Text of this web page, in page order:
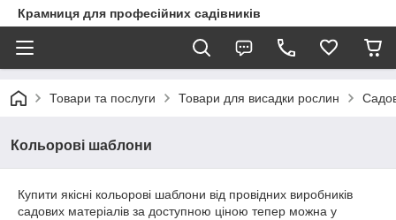
Крамниця для професійних садівників
Товари та послуги Товари для висадки рослин
Кольорові шаблони
Купити якісні кольорові шаблони від провідних виробників
садових матеріалів за доступною ціною тепер можна у